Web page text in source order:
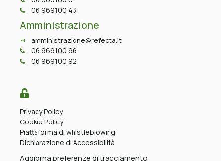
06 969100 43
Amministrazione
amministrazione@refecta.it
06 969100 96
06 969100 92
Privacy Policy
Cookie Policy
Piattaforma di whistleblowing
Dichiarazione di Accessibilità
Aggiorna preferenze di tracciamento